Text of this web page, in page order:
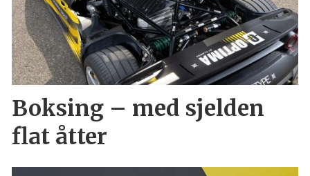
Boksing – med sjelden
flat åtter